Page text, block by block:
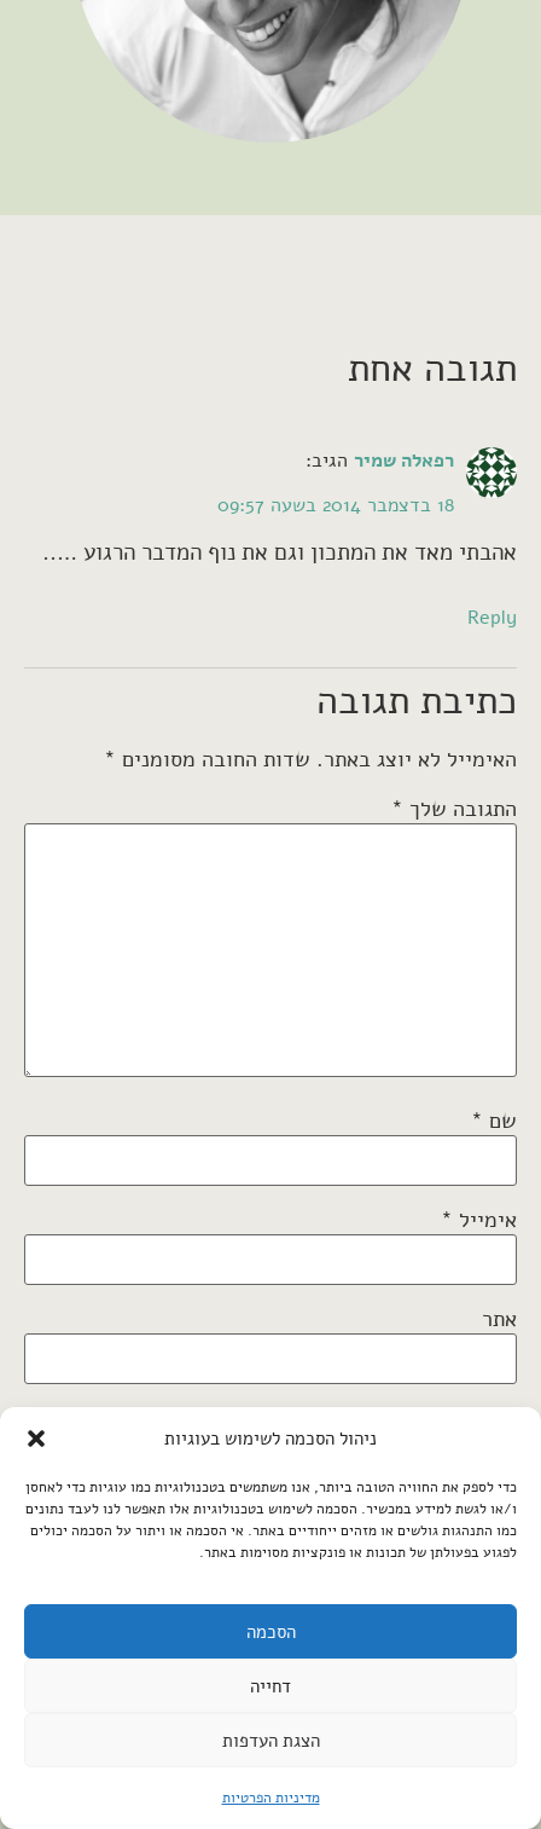
ניהול הסכמה לשימוש בעוגיות
כדי לספק את החוויה הטובה ביותר, אנו משתמשים בטכנולוגיות כמו עוגיות כדי לאחסן
ו/או לגשת למידע במכשיר. הסכמה לשימוש בטכנולוגיות אלו תאפשר לנו לעבד נתונים
כמו התנהגות גולשים או מזהים ייחודיים באתר. אי הסכמה או ויתור על הסכמה יכולים
לפגוע בפעולתן של תכונות או פונקציות מסוימות באתר.
הסכמה
דחייה
הצגת העדפות
מדיניות הפרטיות
תגובה אחת
רפאלה שמיר הגיב:
18 בדצמבר 2014 בשעה 09:57
אהבתי מאד את המתכון וגם את נוף המדבר הרגוע …..
Reply
כתיבת תגובה
האימייל לא יוצג באתר. שדות החובה מסומנים *
התגובה שלך *
שם *
אימייל *
אתר
שמור בדפדפן זה את השם, האימייל והאתר שלי לפעם
כן, הוסף אותי לרשימת התפוצה שלך
שומרים על קשר